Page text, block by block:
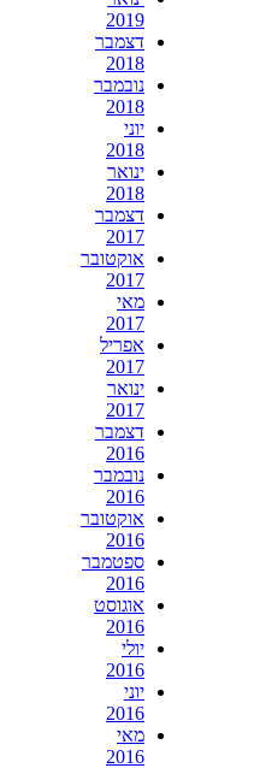
2019
דצמבר
2018
נובמבר
2018
יוני
2018
ינואר
2018
דצמבר
2017
אוקטובר
2017
מאי
2017
אפריל
2017
ינואר
2017
דצמבר
2016
נובמבר
2016
אוקטובר
2016
ספטמבר
2016
אוגוסט
2016
יולי
2016
יוני
2016
מאי
2016